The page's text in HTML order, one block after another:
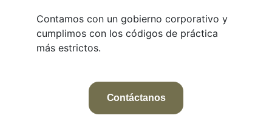
Contamos con un gobierno corporativo y
cumplimos con los códigos de práctica
más estrictos.
Contáctanos